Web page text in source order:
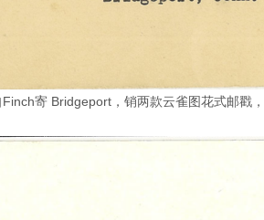
寄 Bridgeport，销两款云雀图花式邮戳